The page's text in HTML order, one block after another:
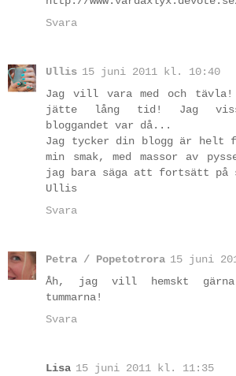
Svara
Ullis 15 juni 2011 kl. 10:40
Jag vill vara med och
jätte lång tid! Jag
bloggandet var då...
Jag tycker din blogg är
min smak, med massor av
jag bara säga att fortsätt på
Ullis
Svara
Petra / Popetotrora 15 juni
Åh, jag vill hemskt
tummarna!
Svara
Lisa 15 juni 2011 kl. 11:35